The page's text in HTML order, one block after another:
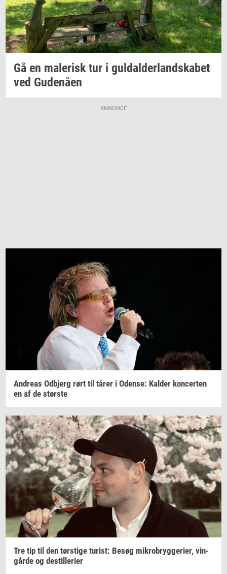
Gå en ma­le­risktur i gul­dal­der­land­ska­bet
ved Gu­denå­en
ANNONCE
An­dreas Od­b­jerg rørt til tårer i Oden­se: Kal­der kon­cer­ten
en af de stør­ste
Tre tip til den tørsti­ge turist: Besøg mi­kro­bryg­ge­ri­er, vin­
går­de og destil­le­ri­er